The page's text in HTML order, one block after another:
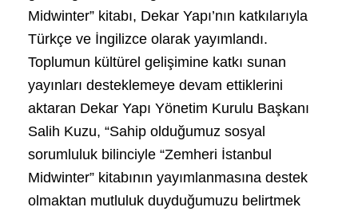
Midwinter” kitabı, Dekar Yapı’nın katkılarıyla
Türkçe ve İngilizce olarak yayımlandı.
Toplumun kültürel gelişimine katkı sunan
yayınları desteklemeye devam ettiklerini
aktaran Dekar Yapı Yönetim Kurulu Başkanı
Salih Kuzu, “Sahip olduğumuz sosyal
sorumluluk bilinciyle “Zemheri İstanbul
Midwinter” kitabının yayımlanmasına destek
olmaktan mutluluk duyduğumuzu belirtmek